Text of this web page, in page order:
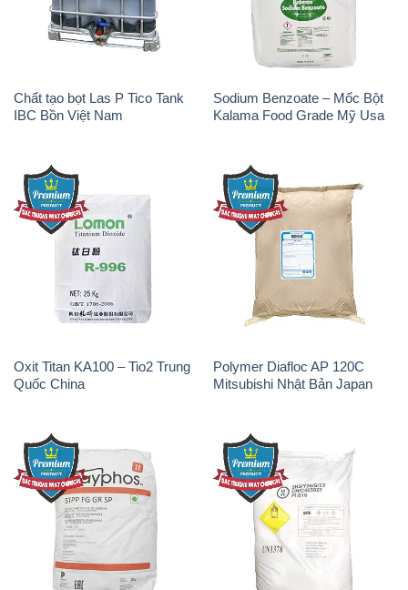
Chất tạo bọt Las P Tico Tank
IBC Bồn Việt Nam
Sodium Benzoate – Mốc Bột
Kalama Food Grade Mỹ Usa
Oxit Titan KA100 – Tio2 Trung
Quốc China
Polymer Diafloc AP 120C
Mitsubishi Nhật Bản Japan